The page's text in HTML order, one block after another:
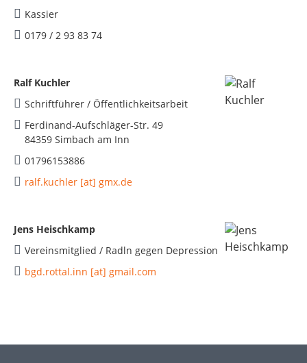
Kassier
0179 / 2 93 83 74
Ralf Kuchler
Schriftführer / Öffentlichkeitsarbeit
Ferdinand-Aufschläger-Str. 49
84359 Simbach am Inn
01796153886
ralf.kuchler [at] gmx.de
Jens Heischkamp
Vereinsmitglied / Radln gegen Depression
bgd.rottal.inn [at] gmail.com